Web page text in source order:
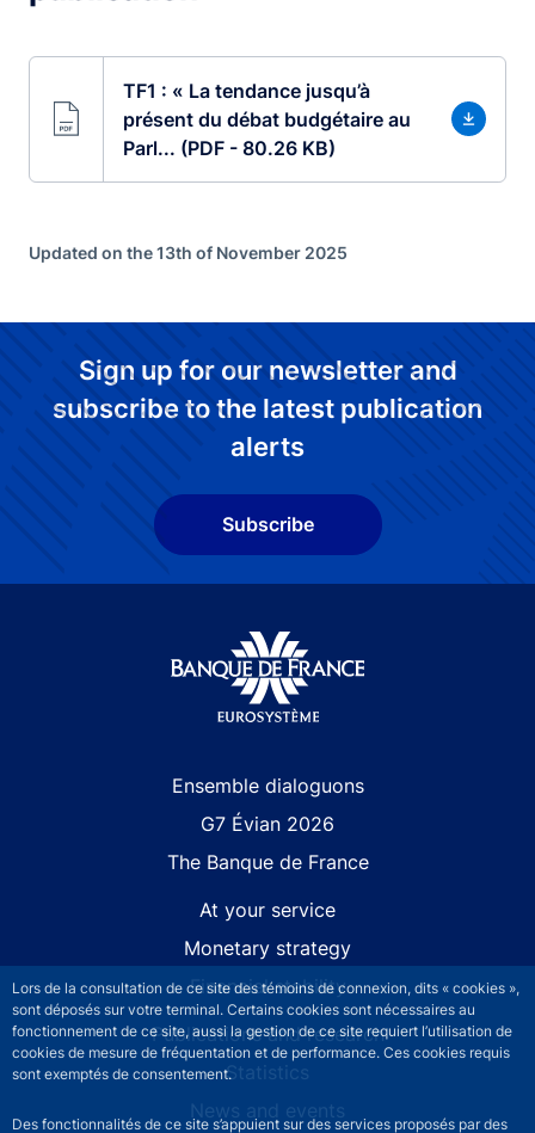
Lors de la consultation de ce site des témoins de connexion, dits « cookies »,
sont déposés sur votre terminal. Certains cookies sont nécessaires au
fonctionnement de ce site, aussi la gestion de ce site requiert l’utilisation de
cookies de mesure de fréquentation et de performance. Ces cookies requis
sont exemptés de consentement.
Des fonctionnalités de ce site s’appuient sur des services proposés par des
TF1 : « La tendance jusqu’à
présent du débat budgétaire au
Parl... (PDF - 80.26 KB)
Updated on the 13th of November 2025
Sign up for our newsletter and
subscribe to the latest publication
alerts
Subscribe
Ensemble dialoguons
G7 Évian 2026
The Banque de France
At your service
Monetary strategy
Financial stability
Publications and research
Statistics
News and events